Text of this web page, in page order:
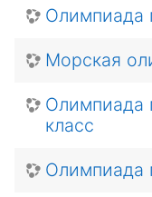
Олимпиада
Морская
Олимпиада
класс
Олимпиада